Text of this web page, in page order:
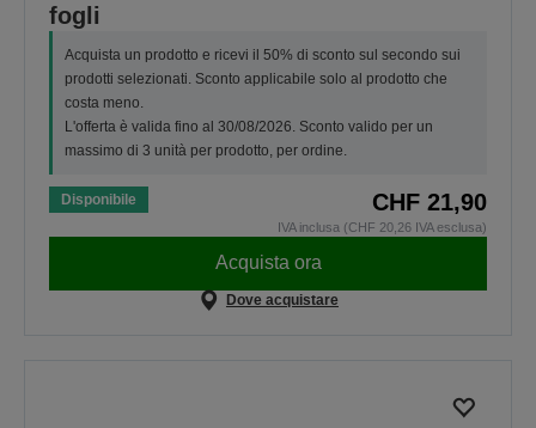
fogli
Acquista un prodotto e ricevi il 50% di sconto sul secondo sui
prodotti selezionati. Sconto applicabile solo al prodotto che
costa meno.
L'offerta è valida fino al 30/08/2026. Sconto valido per un
massimo di 3 unità per prodotto, per ordine.
Disponibile CHF 21,90
IVA inclusa (CHF 20,26 IVA esclusa)
Acquista ora
Dove acquistare